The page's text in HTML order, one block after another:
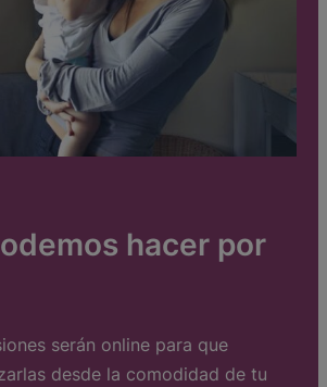
hacer por
serán online para que
desde la comodidad de tu